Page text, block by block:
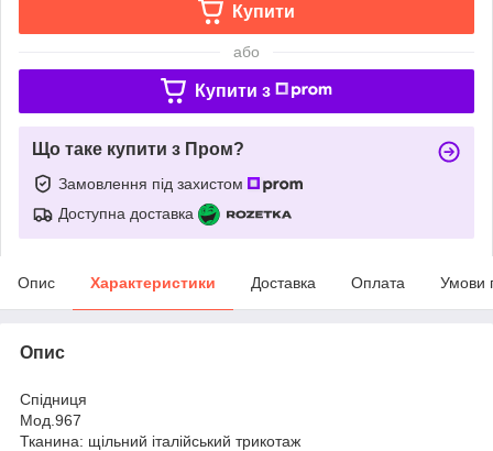
Купити
або
Купити з
Що таке купити з Пром?
Замовлення під захистом
Доступна доставка
Опис Характеристики Доставка Оплата Умови
Опис
Спідниця
Мод.967
Тканина: щільний італійський трикотаж